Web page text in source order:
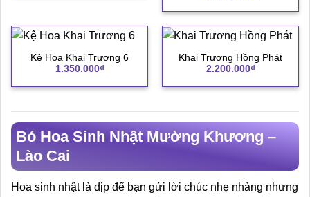
Kệ Hoa Khai Trương 6
1.350.000₫
Khai Trương Hồng Phát
2.200.000₫
Bó Hoa Sinh Nhật Mường Khương –
Lào Cai
Hoa sinh nhật là dịp để bạn gửi lời chúc nhẹ nhàng nhưng